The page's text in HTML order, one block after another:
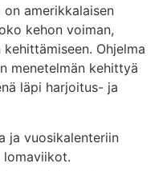
amerikkalaisen
kehon voiman,
Ohjelma
menetelmän kehittyä
läpi harjoitus- ja
ja vuosikalenteriin
lomaviikot.